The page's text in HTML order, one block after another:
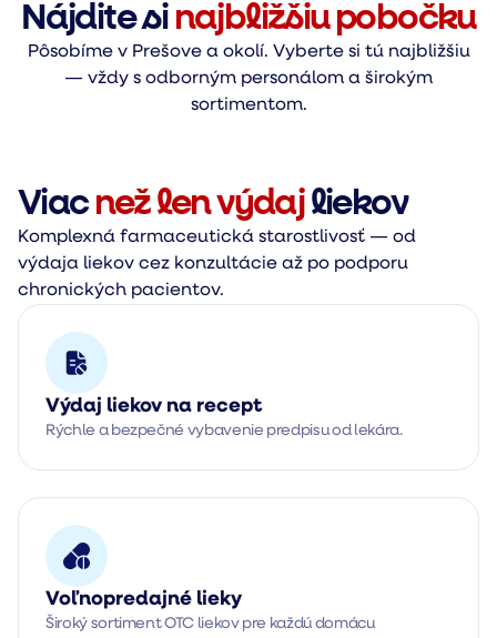
Nájdite si najbližšiu pobočku
Pôsobíme v Prešove a okolí. Vyberte si tú najbližšiu
— vždy s odborným personálom a širokým
sortimentom.
Viacnež len výdajliekov
Komplexná farmaceutická starostlivosť — od
výdaja liekov cez konzultácie až po podporu
chronických pacientov.
Výdaj liekov na recept
Rýchle a bezpečné vybavenie predpisu od lekára.
Voľnopredajné lieky
Široký sortiment OTC liekov pre každú domácu